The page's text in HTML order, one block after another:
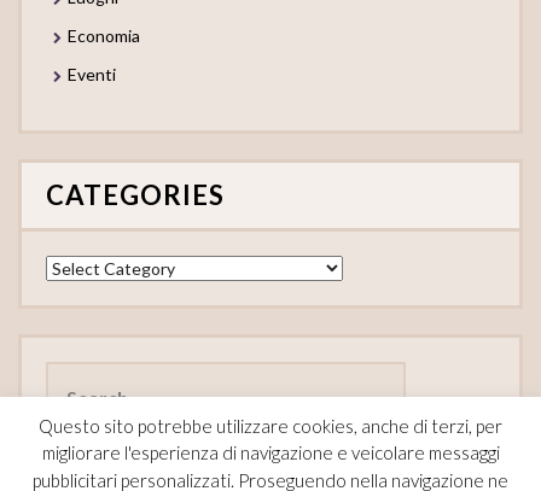
Economia
Eventi
CATEGORIES
Categories
Questo sito potrebbe utilizzare cookies, anche di terzi, per
migliorare l'esperienza di navigazione e veicolare messaggi
pubblicitari personalizzati. Proseguendo nella navigazione ne